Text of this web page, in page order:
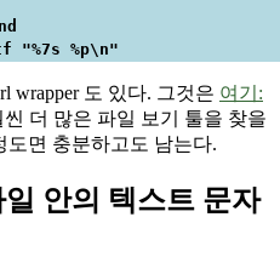
%p\n"
wrapper 도 있다. 그것은 여기:
더 많은 파일 보기 툴을 찾을
도면 충분하고도 남는다.
안의 텍스트 문자